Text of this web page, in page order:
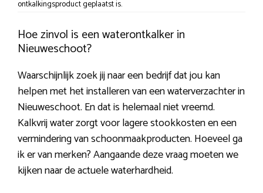
ontkalkingsproduct geplaatst is.
Hoe zinvol is een waterontkalker in
Nieuweschoot?
Waarschijnlijk zoek jij naar een bedrijf dat jou kan
helpen met het installeren van een waterverzachter in
Nieuweschoot. En dat is helemaal niet vreemd.
Kalkvrij water zorgt voor lagere stookkosten en een
vermindering van schoonmaakproducten. Hoeveel ga
ik er van merken? Aangaande deze vraag moeten we
kijken naar de actuele waterhardheid.